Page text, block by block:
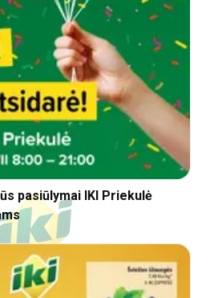
pasiūlymai IKI Priekulė